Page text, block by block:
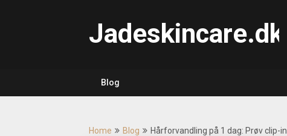
Jadeskincare.dk
Blog
Home Blog Hårforvandling på 1 dag: Prøv clip-